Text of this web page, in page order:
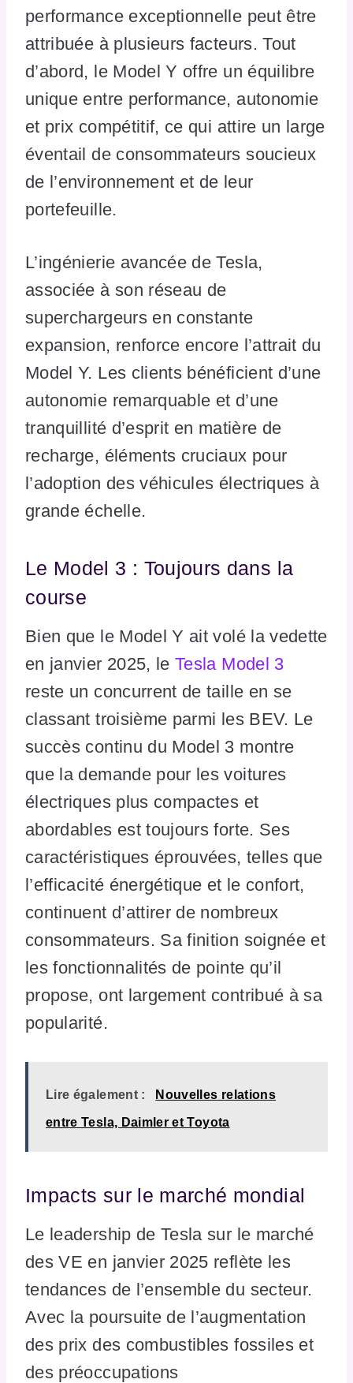
performance exceptionnelle peut être
attribuée à plusieurs facteurs. Tout
d’abord, le Model Y offre un équilibre
unique entre performance, autonomie
et prix compétitif, ce qui attire un large
éventail de consommateurs soucieux
de l’environnement et de leur
portefeuille.
L’ingénierie avancée de Tesla,
associée à son réseau de
superchargeurs en constante
expansion, renforce encore l’attrait du
Model Y. Les clients bénéficient d’une
autonomie remarquable et d’une
tranquillité d’esprit en matière de
recharge, éléments cruciaux pour
l’adoption des véhicules électriques à
grande échelle.
Le Model 3 : Toujours dans la
course
Bien que le Model Y ait volé la vedette
en janvier 2025, leTesla Model 3
reste un concurrent de taille en se
classant troisième parmi les BEV. Le
succès continu du Model 3 montre
que la demande pour les voitures
électriques plus compactes et
abordables est toujours forte. Ses
caractéristiques éprouvées, telles que
l’efficacité énergétique et le confort,
continuent d’attirer de nombreux
consommateurs. Sa finition soignée et
les fonctionnalités de pointe qu’il
propose, ont largement contribué à sa
popularité.
Lire également : Nouvelles relations
entre Tesla, Daimler et Toyota
Impacts sur le marché mondial
Le leadership de Tesla sur le marché
des VE en janvier 2025 reflète les
tendances de l’ensemble du secteur.
Avec la poursuite de l’augmentation
des prix des combustibles fossiles et
des préoccupations